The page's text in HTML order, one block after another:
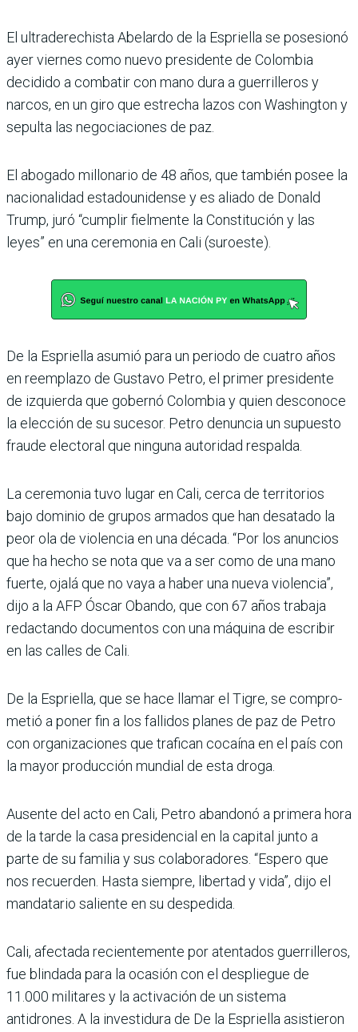
El ultraderechista Abe­lardo de la Espriella se posesionó
ayer viernes como nuevo presi­dente de Colombia
decidido a combatir con mano dura a guerrilleros y
narcos, en un giro que estrecha lazos con Washington y
sepulta las negociaciones de paz.
El abogado millonario de 48 años, que también posee la
nacionalidad estadouni­dense y es aliado de Donald
Trump, juró “cumplir fiel­mente la Constitución y las
leyes” en una ceremonia en Cali (suroeste).
De la Espriella asumió para un periodo de cuatro años
en reemplazo de Gustavo Petro, el primer presidente
de izquierda que gobernó Colombia y quien desconoce
la elección de su sucesor. Petro denuncia un supuesto
fraude electoral que ninguna autoridad respalda.
La ceremonia tuvo lugar en Cali, cerca de territorios
bajo dominio de grupos armados que han desatado la
peor ola de violencia en una década. “Por los anuncios
que ha hecho se nota que va a ser como de una mano
fuerte, ojalá que no vaya a haber una nueva violencia”,
dijo a la AFP Óscar Obando, que con 67 años trabaja
redac­tando documentos con una máquina de escribir
en las calles de Cali.
De la Espriella, que se hace llamar el Tigre, se compro­
metió a poner fin a los falli­dos planes de paz de Petro
con organizaciones que tra­fican cocaína en el país con
la mayor producción mundial de esta droga.
Ausente del acto en Cali, Petro abandonó a primera hora
de la tarde la casa pre­sidencial en la capital junto a
parte de su familia y sus cola­boradores. “Espero que
nos recuerden. Hasta siempre, libertad y vida”, dijo el
man­datario saliente en su despe­dida.
Cali, afectada recientemente por atentados guerrilleros,
fue blindada para la ocasión con el despliegue de
11.000 militares y la activación de un sistema
antidrones. A la investidura de De la Esprie­lla asistieron